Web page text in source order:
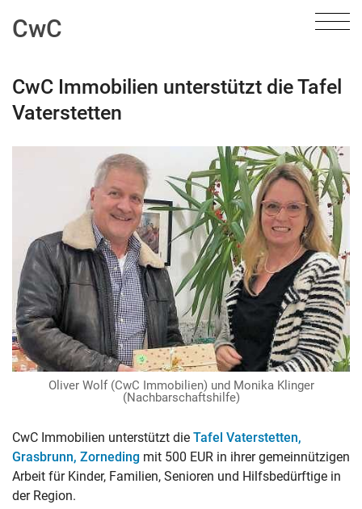
CwC
CwC Immobilien unterstützt die Tafel
Vaterstetten
Oliver Wolf (CwC Immobilien) und Monika Klinger
(Nachbarschaftshilfe)
CwC Immobilien unterstützt die Tafel Vaterstetten,
Grasbrunn, Zorneding mit 500 EUR in ihrer gemeinnützigen
Arbeit für Kinder, Familien, Senioren und Hilfsbedürftige in
der Region.